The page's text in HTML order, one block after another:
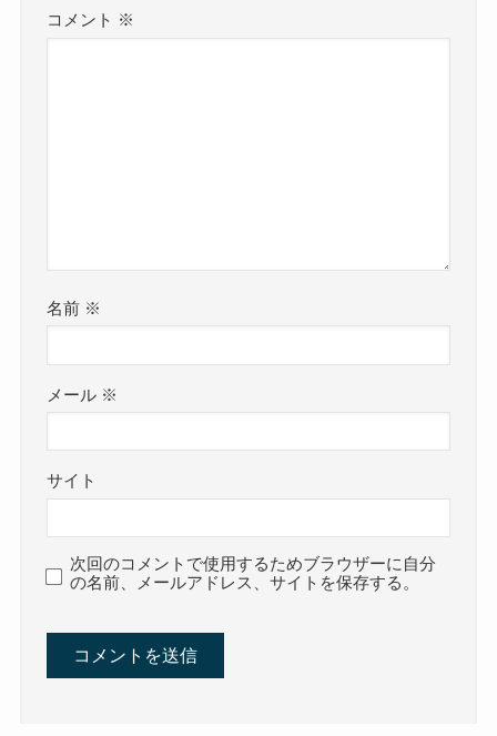
コメント ※
名前 ※
メール ※
サイト
次回のコメントで使用するためブラウザーに自分
の名前、メールアドレス、サイトを保存する。